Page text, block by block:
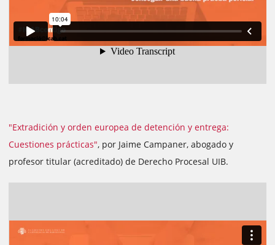
"Extradición y orden europea de detención y entrega:
Cuestiones prácticas", por Jaime Campaner, abogado y
profesor titular (acreditado) de Derecho Procesal UIB.